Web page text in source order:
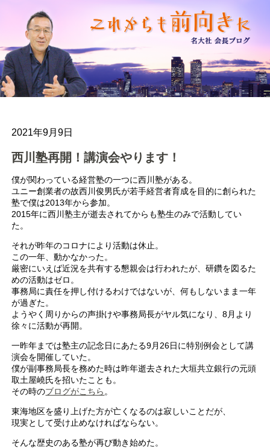
2021年9月9日
西川塾再開！講演会やります！
僕が関わっている経営塾の一つに西川塾がある。
ユニー創業者の故西川俊男氏が若手経営者育成を目的に創られた
塾で僕は2013年から参加。
2015年に西川塾主が逝去されてからも塾生のみで活動してい
た。
それが昨年のコロナにより活動は休止。
この一年、動かなかった。
厳密にいえば近況を共有する懇親会は行われたが、研鑽を図るた
めの活動はゼロ。
事務局に責任を押し付けるわけではないが、何もしないまま一年
が過ぎた。
ようやく周りからの声掛けや事務局長がヤル気になり、8月より
徐々に活動が再開。
一昨年までは塾主の記念日にあたる9月26日に特別例会として講
演会を開催していた。
僕が副事務局長を務めた時は昨年逝去された大垣共立銀行の元頭
取土屋嶢氏を招いたことも。
その時のブログがこちら 。
東海地区を盛り上げた方が亡くなるのは寂しいことだが、
現実として受け止めなければならない。
そんな歴史のある塾が再び動き始めた。